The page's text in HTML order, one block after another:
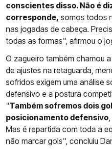
conscientes disso. Não é
corresponde, somos todos
nas jogadas de cabeça.
todas as formas", afirmou o
O zagueiro também chamou
de ajustes na retaguarda,
sofridos exigem uma análise
defensivo e a postura
"Também sofremos dois
posicionamento defensivo
Mas é repartida com toda a
não marcar gols", concluiu